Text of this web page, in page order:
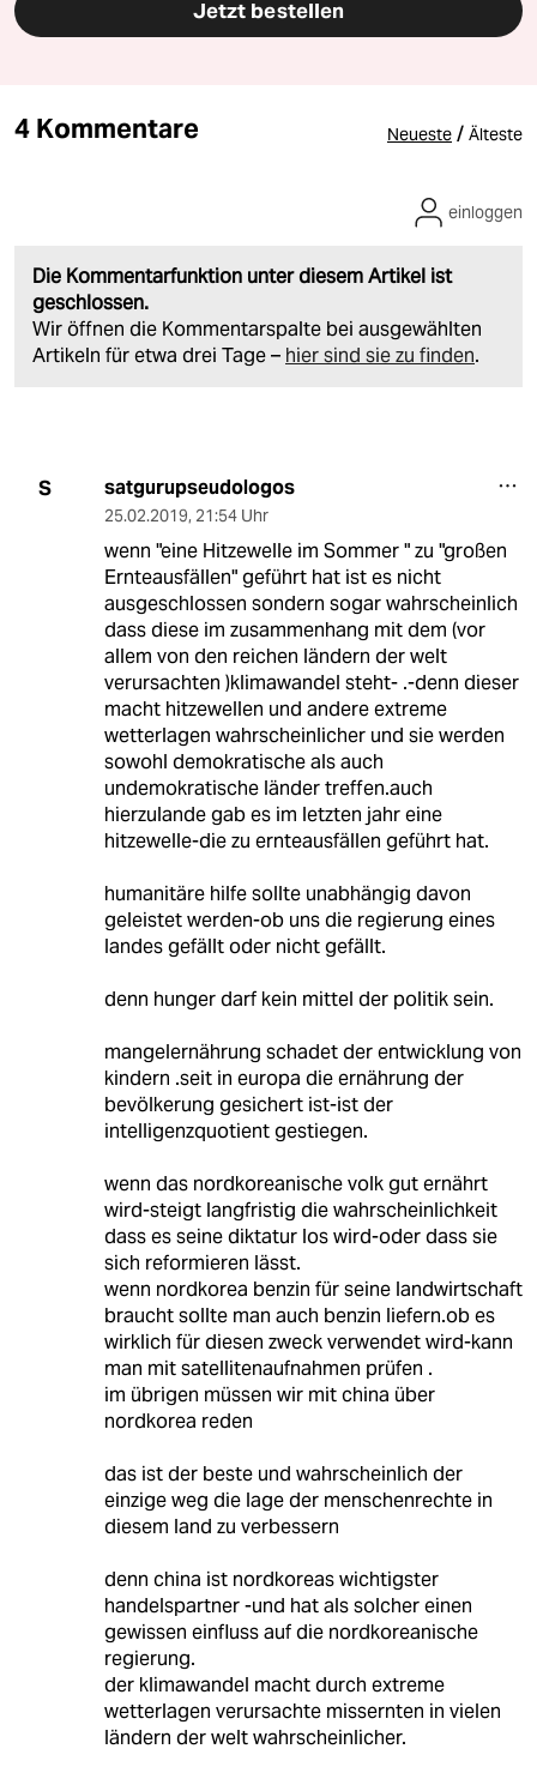
Jetzt bestellen
4 Kommentare Neueste / Älteste
Die Kommentarfunktion unter diesem Artikel ist
geschlossen.
Wir öffnen die Kommentarspalte bei ausgewählten
Artikeln für etwa drei Tage – hier sind sie zu finden.
einloggen
S satgurupseudologos
25.02.2019, 21:54 Uhr
wenn "eine Hitzewelle im Sommer " zu "großen
Ernteausfällen" geführt hat ist es nicht
ausgeschlossen sondern sogar wahrscheinlich
dass diese im zusammenhang mit dem (vor
allem von den reichen ländern der welt
verursachten )klimawandel steht- .-denn dieser
macht hitzewellen und andere extreme
wetterlagen wahrscheinlicher und sie werden
sowohl demokratische als auch
undemokratische länder treffen.auch
hierzulande gab es im letzten jahr eine
hitzewelle-die zu ernteausfällen geführt hat.
humanitäre hilfe sollte unabhängig davon
geleistet werden-ob uns die regierung eines
landes gefällt oder nicht gefällt.
denn hunger darf kein mittel der politik sein.
mangelernährung schadet der entwicklung von
kindern .seit in europa die ernährung der
bevölkerung gesichert ist-ist der
intelligenzquotient gestiegen.
wenn das nordkoreanische volk gut ernährt
wird-steigt langfristig die wahrscheinlichkeit
dass es seine diktatur los wird-oder dass sie
sich reformieren lässt.
wenn nordkorea benzin für seine landwirtschaft
braucht sollte man auch benzin liefern.ob es
wirklich für diesen zweck verwendet wird-kann
man mit satellitenaufnahmen prüfen .
im übrigen müssen wir mit china über
nordkorea reden
das ist der beste und wahrscheinlich der
einzige weg die lage der menschenrechte in
diesem land zu verbessern
denn china ist nordkoreas wichtigster
handelspartner -und hat als solcher einen
gewissen einfluss auf die nordkoreanische
regierung.
der klimawandel macht durch extreme
wetterlagen verursachte missernten in vielen
ländern der welt wahrscheinlicher.